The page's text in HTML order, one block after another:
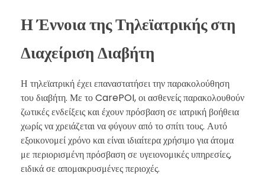
Η Έννοια της Τηλεϊατρικής στη
Διαχείριση Διαβήτη
Η τηλεϊατρική έχει επαναστατήσει την παρακολούθηση
του διαβήτη. Με το CarePOI, οι ασθενείς παρακολουθούν
ζωτικές ενδείξεις και έχουν πρόσβαση σε ιατρική βοήθεια
χωρίς να χρειάζεται να φύγουν από το σπίτι τους. Αυτό
εξοικονομεί χρόνο και είναι ιδιαίτερα χρήσιμο για άτομα
με περιορισμένη πρόσβαση σε υγειονομικές υπηρεσίες,
ειδικά σε απομακρυσμένες περιοχές.